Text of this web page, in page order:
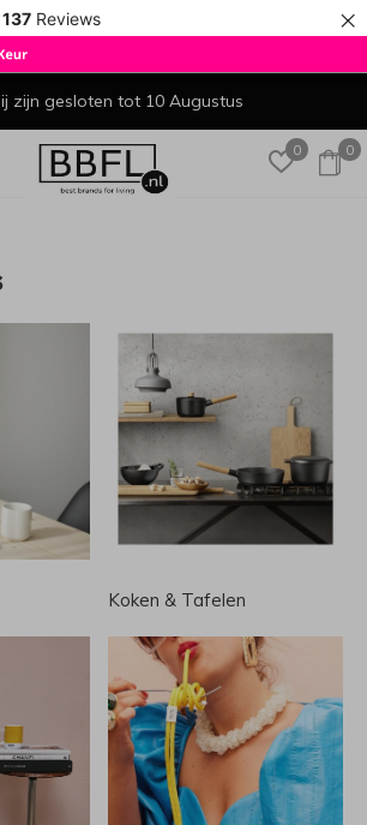
137 Reviews ×
0 0
zijn gesloten tot 10 Augustus
Koken & Tafelen